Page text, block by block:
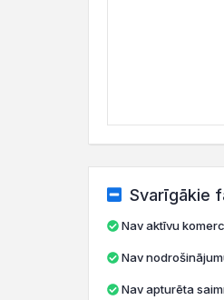
Svarīgākie
Nav aktīvu
Nav
Nav apturēta